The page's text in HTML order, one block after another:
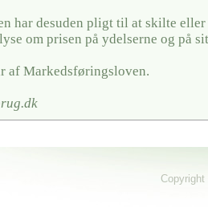
har desuden pligt til at skilte eller
om prisen på ydelserne og på
af Markedsføringsloven.